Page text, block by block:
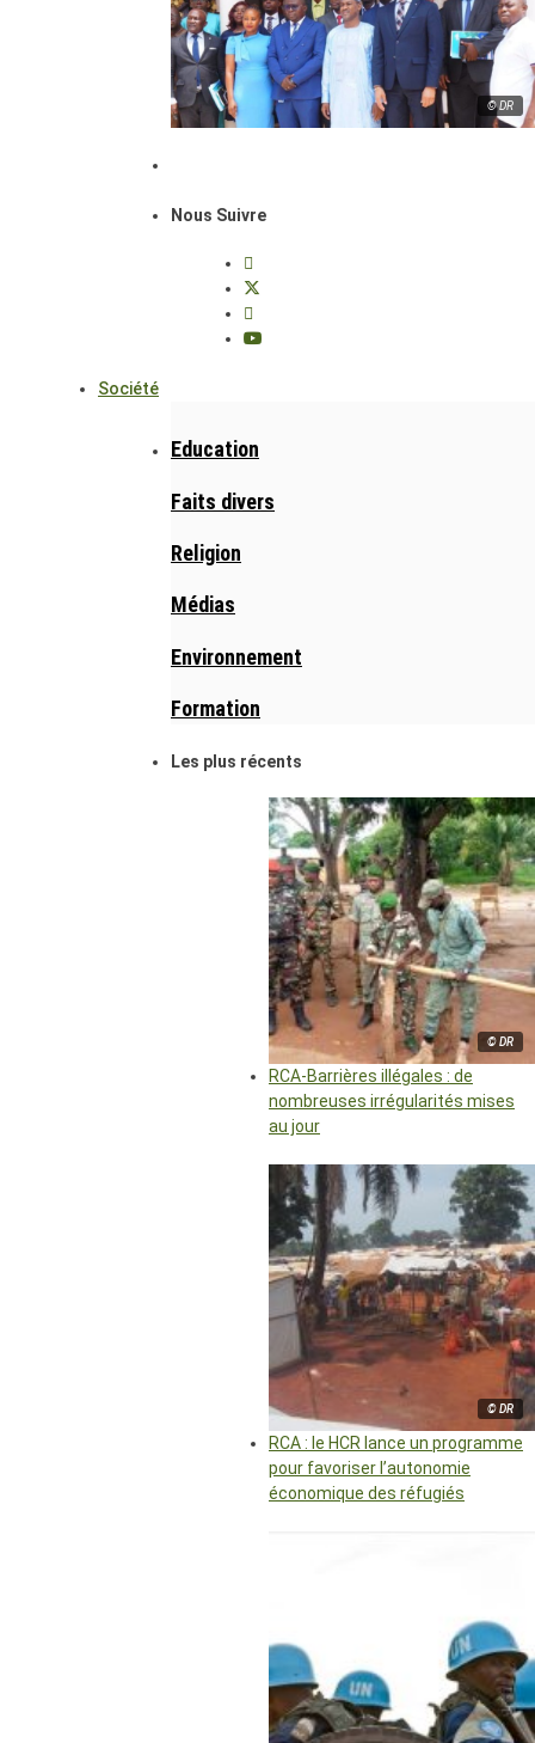
© DR
Nous Suivre
Société
Education
Faits divers
Religion
Médias
Environnement
Formation
Les plus récents
© DR
RCA-Barrières illégales : de
nombreuses irrégularités mises
au jour
© DR
RCA : le HCR lance un programme
pour favoriser l’autonomie
économique des réfugiés